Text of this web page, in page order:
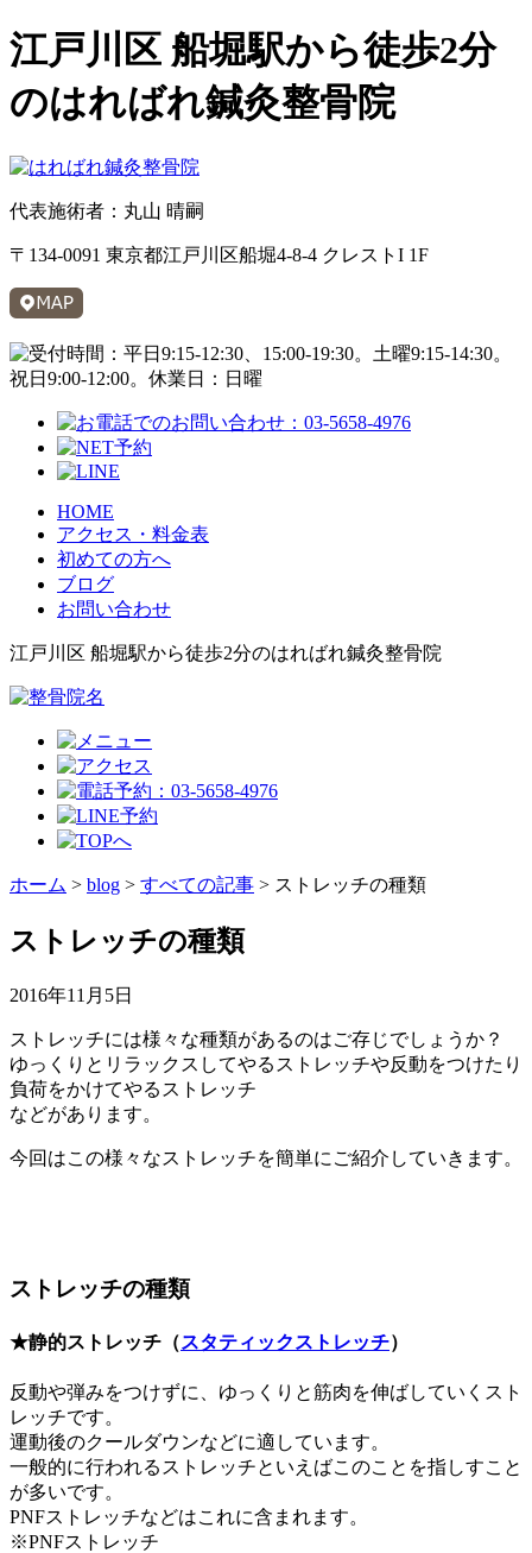
江戸川区 船堀駅から徒歩2分
のはればれ鍼灸整骨院
代表施術者：丸山 晴嗣
〒134-0091 東京都江戸川区船堀4-8-4 クレストI 1F
HOME
アクセス・料金表
初めての方へ
ブログ
お問い合わせ
江戸川区 船堀駅から徒歩2分のはればれ鍼灸整骨院
ホーム > blog > すべての記事 > ストレッチの種類
ストレッチの種類
2016年11月5日
ストレッチには様々な種類があるのはご存じでしょうか？
ゆっくりとリラックスしてやるストレッチや反動をつけたり
負荷をかけてやるストレッチ
などがあります。
今回はこの様々なストレッチを簡単にご紹介していきます。
ストレッチの種類
★静的ストレッチ（スタティックストレッチ）
反動や弾みをつけずに、ゆっくりと筋肉を伸ばしていくスト
レッチです。
運動後のクールダウンなどに適しています。
一般的に行われるストレッチといえばこのことを指しすこと
が多いです。
PNFストレッチなどはこれに含まれます。
※PNFストレッチ